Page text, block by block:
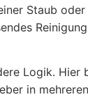
Staub
Logik.
in